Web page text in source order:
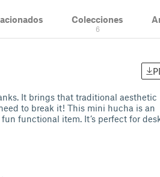
Colecciones
6
It brings that traditional aesthetic
to break it! This mini hucha is an
functional item. It’s perfect for